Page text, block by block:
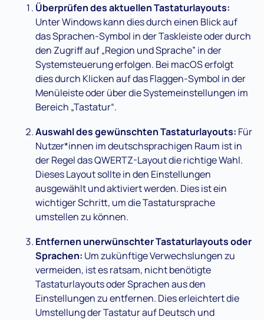
Überprüfen des aktuellen Tastaturlayouts:
Unter Windows kann dies durch einen Blick auf
das Sprachen-Symbol in der Taskleiste oder durch
den Zugriff auf „Region und Sprache” in der
Systemsteuerung erfolgen. Bei macOS erfolgt
dies durch Klicken auf das Flaggen-Symbol in der
Menüleiste oder über die Systemeinstellungen im
Bereich „Tastatur“.
Auswahl des gewünschten Tastaturlayouts: Für
Nutzer*innen im deutschsprachigen Raum ist in
der Regel das QWERTZ-Layout die richtige Wahl.
Dieses Layout sollte in den Einstellungen
ausgewählt und aktiviert werden. Dies ist ein
wichtiger Schritt, um die Tastatursprache
umstellen zu können.
Entfernen unerwünschter Tastaturlayouts oder
Sprachen: Um zukünftige Verwechslungen zu
vermeiden, ist es ratsam, nicht benötigte
Tastaturlayouts oder Sprachen aus den
Einstellungen zu entfernen. Dies erleichtert die
Umstellung der Tastatur auf Deutsch und